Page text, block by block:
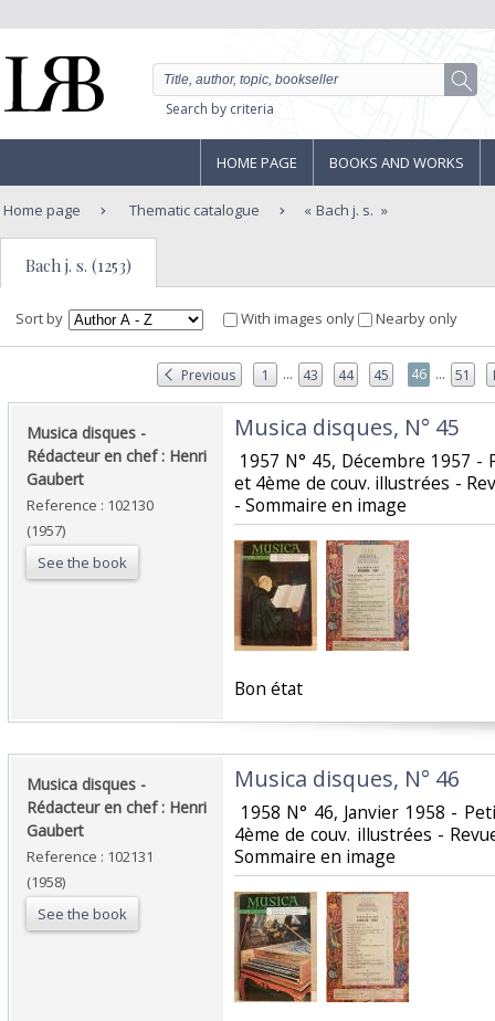
Search by criteria
HOME PAGE BOOKS AND WORKS
Home page Thematic catalogue Bach j. s.
Bach j. s. (1253)
Sort by With images only Nearby only
Previous 1 ... 43 44 45 46 ... 51
‎Musica disques -
Rédacteur en chef : Henri
Gaubert‎
Reference : 102130
(1957)
See the book
‎Musica disques, N° 45‎
1957 N° 45, Décembre 1957
et 4ème de couv. illustrées -
- Sommaire en image‎
‎Bon état ‎
‎Musica disques -
Rédacteur en chef : Henri
Gaubert‎
Reference : 102131
(1958)
See the book
‎Musica disques, N° 46‎
1958 N° 46, Janvier 1958 -
4ème de couv. illustrées -
Sommaire en image‎